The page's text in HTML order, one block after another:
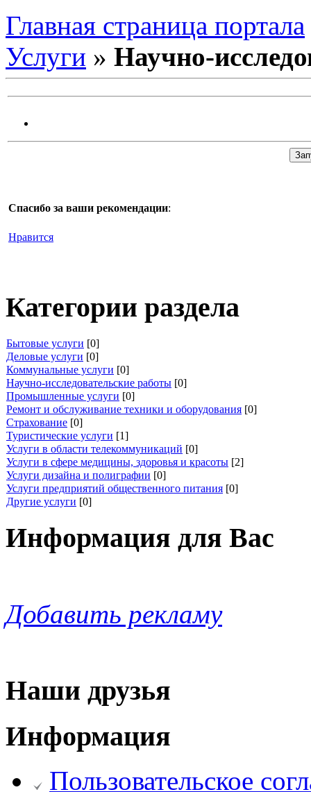
Главная страница портала
Услуги » Научно-
Спасибо за ваши рекомендации:
Нравится
Категории раздела
Бытовые услуги [0]
Деловые услуги [0]
Коммунальные услуги [0]
Научно-исследовательские работы [0]
Промышленные услуги [0]
Ремонт и обслуживание техники и оборудования [0]
Страхование [0]
Туристические услуги [1]
Услуги в области телекоммуникаций [0]
Услуги в сфере медицины, здоровья и красоты [2]
Услуги дизайна и полиграфии [0]
Услуги предприятий общественного питания [0]
Другие услуги [0]
Информация для Вас
Добавить рекламу
Наши друзья
Информация
Пользовательское